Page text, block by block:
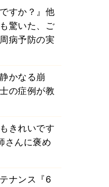
すか？』他
驚いた、ご
病予防の実
かなる崩
の症例が教
きれいです
さんに褒め
ナンス『6